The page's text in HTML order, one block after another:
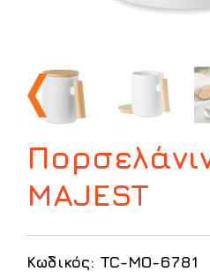
MAJEST
Κωδικός: TC-MO-6781